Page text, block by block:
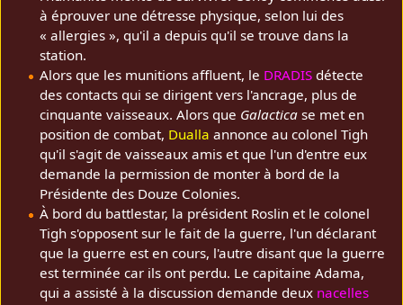
à éprouver une détresse physique, selon lui des
« allergies », qu'il a depuis qu'il se trouve dans la
station.
Alors que les munitions affluent, le DRADISdétecte
des contacts qui se dirigent vers l'ancrage, plus de
cinquante vaisseaux. Alors que Galacticase met en
position de combat, Dualla annonce au colonel Tigh
qu'il s'agit de vaisseaux amis et que l'un d'entre eux
demande la permission de monter à bord de la
Présidente des Douze Colonies.
À bord du battlestar, la président Roslin et le colonel
Tigh s'opposent sur le fait de la guerre, l'un déclarant
que la guerre est en cours, l'autre disant que la guerre
est terminée car ils ont perdu. Le capitaine Adama,
qui a assisté à la discussion demande deux nacelles